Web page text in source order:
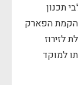
תכנון
הקמת הפארק
לזירוז
למוקד